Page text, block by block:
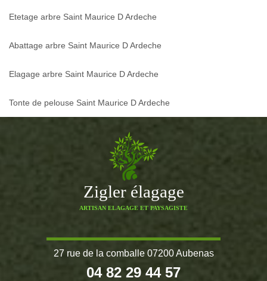
Etetage arbre Saint Maurice D Ardeche
Abattage arbre Saint Maurice D Ardeche
Elagage arbre Saint Maurice D Ardeche
Tonte de pelouse Saint Maurice D Ardeche
Zigler élagage
ARTISAN ELAGAGE ET PAYSAGISTE
27 rue de la comballe 07200 Aubenas
04 82 29 44 57